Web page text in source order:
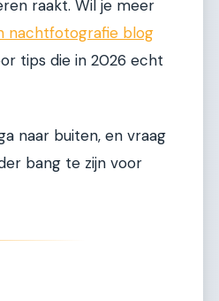
raakt. Wil je meer
nachtfotografie blog
tips die in 2026 echt
naar buiten, en vraag
bang te zijn voor